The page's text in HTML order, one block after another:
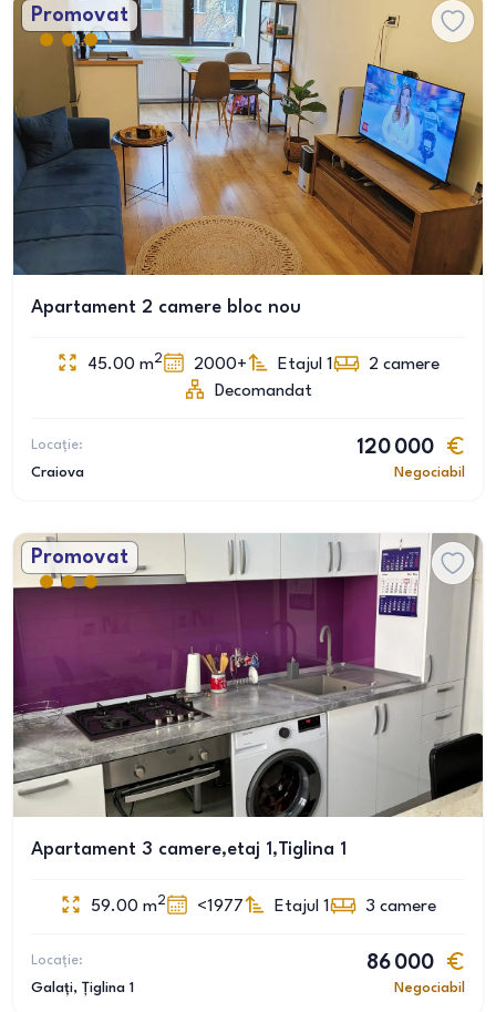
Promovat
Apartament 2 camere bloc nou
45.00 m2 2000+ Etajul 1 2 camere
Decomandat
Locație:
Craiova
120 000
Negociabil
Promovat
Apartament 3 camere,etaj 1,Tiglina 1
59.00 m2 <1977 Etajul 1 3 camere
Locație:
Galați, Țiglina 1
86 000
Negociabil